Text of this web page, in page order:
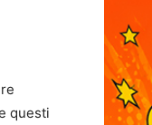
questi